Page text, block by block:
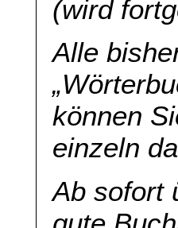
(wird
Alle
können
einzeln
Ab sofort